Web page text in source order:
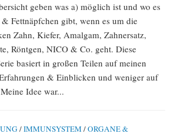
geben was a) möglich ist und wo es
Fettnäpfchen gibt, wenn es um die
Zahn, Kiefer, Amalgam, Zahnersatz,
Röntgen, NICO & Co. geht. Diese
basiert in großen Teilen auf meinen
& Einblicken und weniger auf
Idee war...
/IMMUNSYSTEM /ORGANE &